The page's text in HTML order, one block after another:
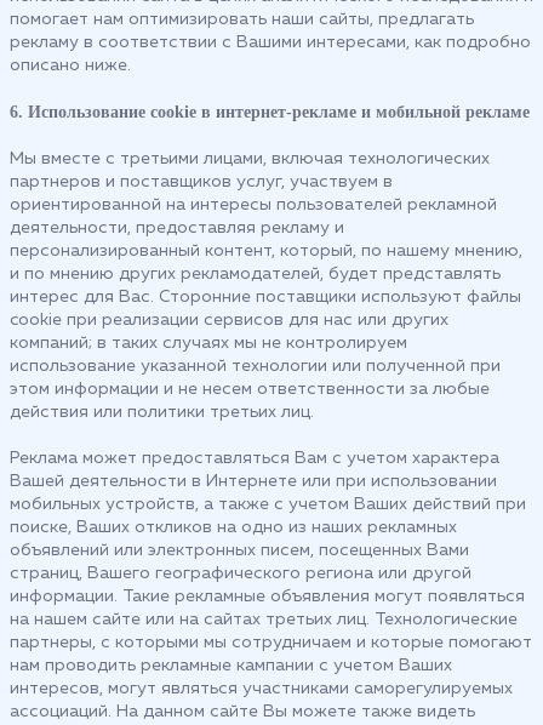
помогает нам оптимизировать наши сайты, предлагать
рекламу в соответствии с Вашими интересами, как подробно
описано ниже.
6. Использование cookie в интернет-рекламе и мобильной рекламе
Мы вместе с третьими лицами, включая технологических
партнеров и поставщиков услуг, участвуем в
ориентированной на интересы пользователей рекламной
деятельности, предоставляя рекламу и
персонализированный контент, который, по нашему мнению,
и по мнению других рекламодателей, будет представлять
интерес для Вас. Сторонние поставщики используют файлы
cookie при реализации сервисов для нас или других
компаний; в таких случаях мы не контролируем
использование указанной технологии или полученной при
этом информации и не несем ответственности за любые
действия или политики третьих лиц.
Реклама может предоставляться Вам с учетом характера
Вашей деятельности в Интернете или при использовании
мобильных устройств, а также с учетом Ваших действий при
поиске, Ваших откликов на одно из наших рекламных
объявлений или электронных писем, посещенных Вами
страниц, Вашего географического региона или другой
информации. Такие рекламные объявления могут появляться
на нашем сайте или на сайтах третьих лиц. Технологические
партнеры, с которыми мы сотрудничаем и которые помогают
нам проводить рекламные кампании с учетом Ваших
интересов, могут являться участниками саморегулируемых
ассоциаций. На данном сайте Вы можете также видеть